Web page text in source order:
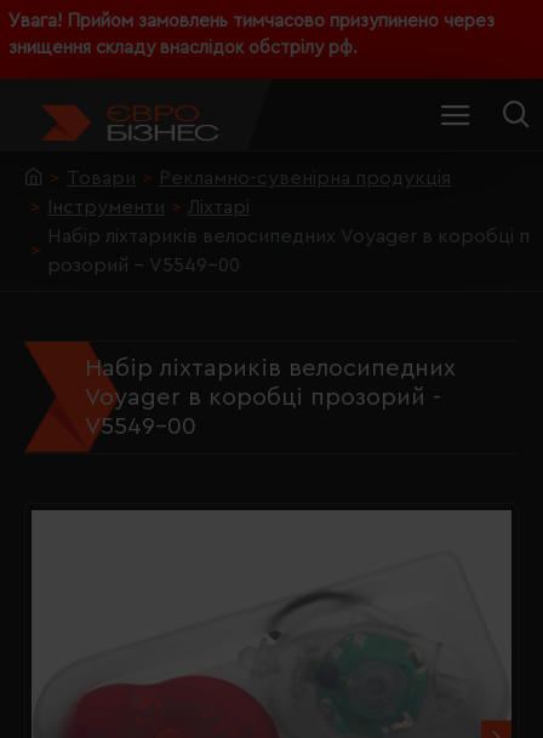
Увага! Прийом замовлень тимчасово призупинено через
знищення складу внаслідок обстрілу рф.
Товари
Рекламно-сувенірна продукція
Інструменти
Ліхтарі
Набір ліхтариків велосипедних Voyager в коробці п
розорий - V5549-00
Набір ліхтариків велосипедних
Voyager в коробці прозорий -
V5549-00